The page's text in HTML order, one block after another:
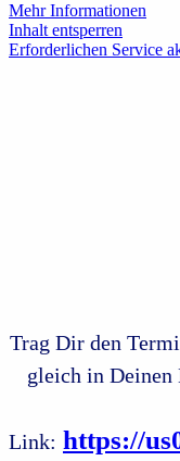
Mehr Informationen
Inhalt entsperren
Erforderlichen Service
Trag Dir den
gleich in Deinen
Link: https://